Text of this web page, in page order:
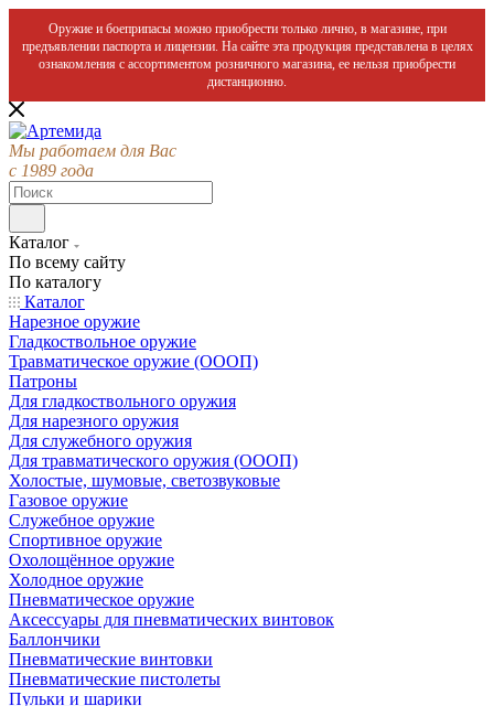
Оружие и боеприпасы можно приобрести только лично, в магазине, при
предъявлении паспорта и лицензии. На сайте эта продукция представлена в целях
ознакомления с ассортиментом розничного магазина, ее нельзя приобрести
дистанционно.
Мы работаем для Вас
с 1989 года
Каталог
По всему сайту
По каталогу
Каталог
Нарезное оружие
Гладкоствольное оружие
Травматическое оружие (ОООП)
Патроны
Для гладкоствольного оружия
Для нарезного оружия
Для служебного оружия
Для травматического оружия (ОООП)
Холостые, шумовые, светозвуковые
Газовое оружие
Служебное оружие
Спортивное оружие
Охолощённое оружие
Холодное оружие
Пневматическое оружие
Аксессуары для пневматических винтовок
Баллончики
Пневматические винтовки
Пневматические пистолеты
Пульки и шарики